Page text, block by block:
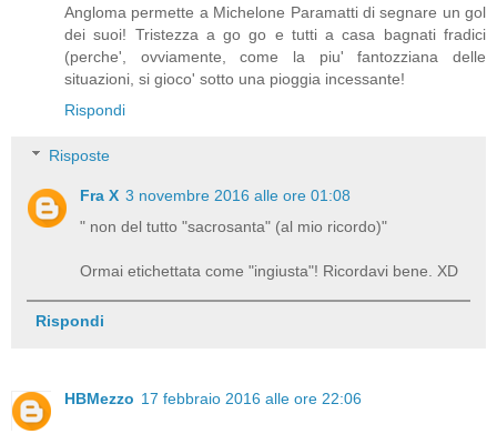
Angloma permette a Michelone Paramatti di segnare un gol
dei suoi! Tristezza a go go e tutti a casa bagnati fradici
(perche', ovviamente, come la piu' fantozziana delle
situazioni, si gioco' sotto una pioggia incessante!
Rispondi
Risposte
Fra X 3 novembre 2016 alle ore 01:08
" non del tutto "sacrosanta" (al mio ricordo)"
Ormai etichettata come "ingiusta"! Ricordavi bene. XD
Rispondi
HBMezzo 17 febbraio 2016 alle ore 22:06